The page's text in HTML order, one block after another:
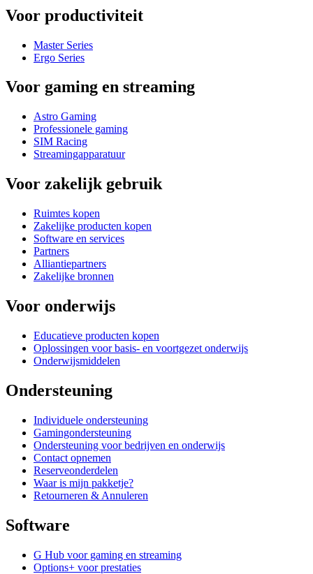
Voor productiviteit
Master Series
Ergo Series
Voor gaming en streaming
Astro Gaming
Professionele gaming
SIM Racing
Streamingapparatuur
Voor zakelijk gebruik
Ruimtes kopen
Zakelijke producten kopen
Software en services
Partners
Alliantiepartners
Zakelijke bronnen
Voor onderwijs
Educatieve producten kopen
Oplossingen voor basis- en voortgezet onderwijs
Onderwijsmiddelen
Ondersteuning
Individuele ondersteuning
Gamingondersteuning
Ondersteuning voor bedrijven en onderwijs
Contact opnemen
Reserveonderdelen
Waar is mijn pakketje?
Retourneren & Annuleren
Software
G Hub voor gaming en streaming
Options+ voor prestaties